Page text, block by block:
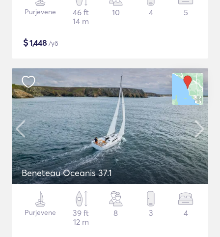
Purjevene
46 ft
14 m
10 4 5
$1,448 /yö
Beneteau Oceanis 37.1
Purjevene
39 ft
12 m
8 3 4